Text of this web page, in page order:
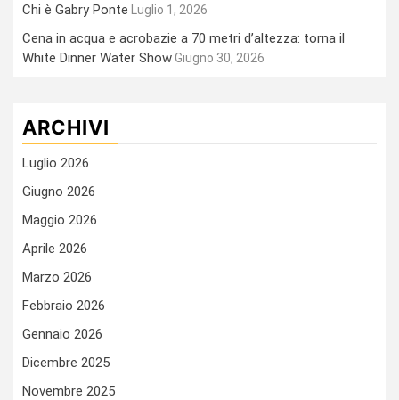
Chi è Gabry Ponte Luglio 1, 2026
Cena in acqua e acrobazie a 70 metri d’altezza: torna il
White Dinner Water ShowGiugno 30, 2026
ARCHIVI
Luglio 2026
Giugno 2026
Maggio 2026
Aprile 2026
Marzo 2026
Febbraio 2026
Gennaio 2026
Dicembre 2025
Novembre 2025